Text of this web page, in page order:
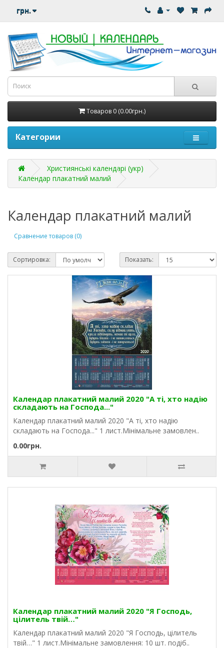
грн.
Товаров 0 (0.00грн.)
Категории
Християнські календарі (укр)
Календар плакатний малий
Календар плакатний малий
Сравнение товаров (0)
Сортировка: Показать:
Календар плакатний малий 2020 "А ті, хто надію
складають на Господа..."
Календар плакатний малий 2020 "А ті, хто надію
складають на Господа..." 1 лист.Мінімальне замовлен..
0.00грн.
Календар плакатний малий 2020 "Я Господь,
цілитель твій…"
Календар плакатний малий 2020 "Я Господь, цілитель
твій…" 1 лист.Мінімальне замовлення: 10 шт. подіб..